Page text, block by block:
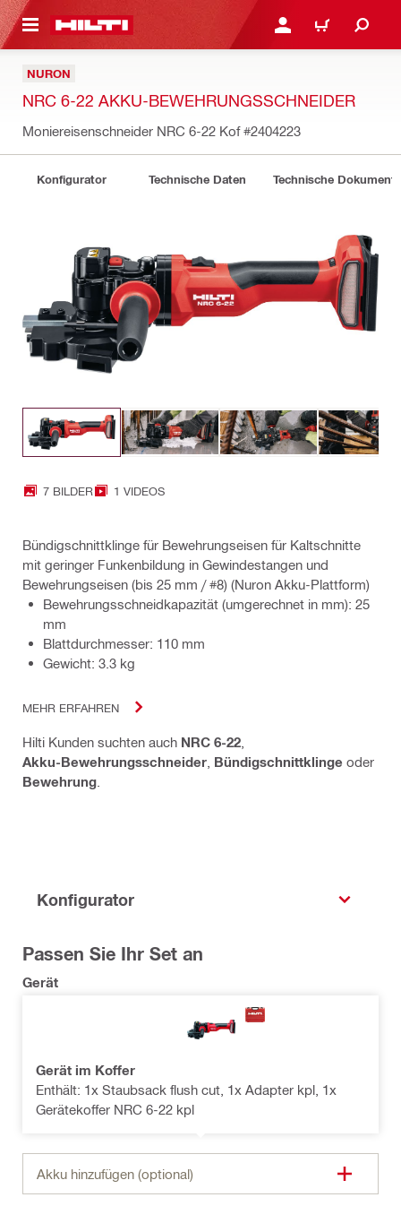
ANMELDEN ODER
WARENKORB
NURON
NRC 6-22 AKKU-BEWEHRUNGSSCHNEIDER
Moniereisenschneider NRC 6-22 Kof#2404223
Konfigurator Technische Daten Technische Dokumente
7 BILDER 1 VIDEOS
Bündigschnittklinge für Bewehrungseisen für Kaltschnitte
mit geringer Funkenbildung in Gewindestangen und
Bewehrungseisen (bis 25 mm / #8) (Nuron Akku-Plattform)
Bewehrungsschneidkapazität (umgerechnet in mm): 25
mm
Blattdurchmesser: 110 mm
Gewicht: 3.3 kg
MEHR ERFAHREN
Hilti Kunden suchten auch NRC 6-22
Akku-Bewehrungsschneider Bündigschnittklinge oder
Bewehrung
Konfigurator
Passen Sie Ihr Set an
Gerät
Gerät im Koffer
Enthält: 1x Staubsack flush cut, 1x Adapter kpl, 1x
Gerätekoffer NRC 6-22 kpl
Akku hinzufügen (optional)